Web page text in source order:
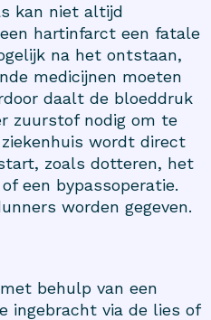
kan niet altijd
hartinfarct een fatale
na het ontstaan,
medicijnen moeten
daalt de bloeddruk
zuurstof nodig om te
wordt direct
zoals dotteren, het
een bypassoperatie.
worden gegeven.
behulp van een
ingebracht via de lies of